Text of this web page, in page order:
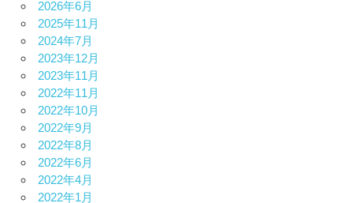
2026年6月
2025年11月
2024年7月
2023年12月
2023年11月
2022年11月
2022年10月
2022年9月
2022年8月
2022年6月
2022年4月
2022年1月